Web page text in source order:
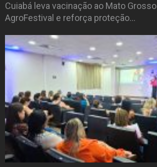
Cuiabá leva vacinação ao Mato Grosso
AgroFestival e reforça proteção…